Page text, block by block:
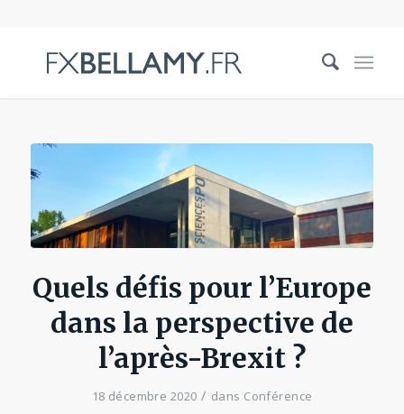
Quels défis pour l’Europe
dans la perspective de
l’après-Brexit ?
18 décembre 2020 / dans Conférence